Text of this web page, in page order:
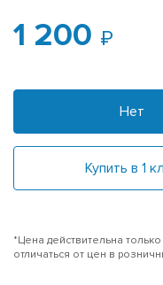
1 200
Нет
Купить в 1
*Цена действительна
отличаться от цен в